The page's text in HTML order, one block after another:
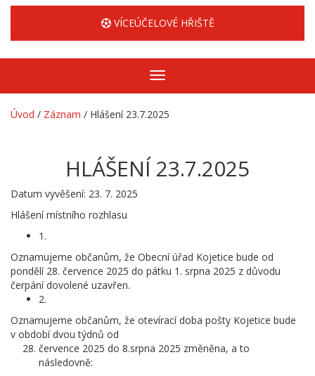
VÍCEÚČELOVÉ HŘIŠTĚ
Zobrazit/skrýt
navigaci
Úvod / Záznam / Hlášení 23.7.2025
HLÁŠENÍ 23.7.2025
Datum vyvěšení: 23. 7. 2025
Hlášení místního rozhlasu
1.
Oznamujeme občanům, že Obecní úřad Kojetice bude od
pondělí 28. července 2025 do pátku 1. srpna 2025 z důvodu
čerpání dovolené uzavřen.
2.
Oznamujeme občanům, že otevírací doba pošty Kojetice bude
v období dvou týdnů od
července 2025 do 8.srpna 2025 změněna, a to
následovně: